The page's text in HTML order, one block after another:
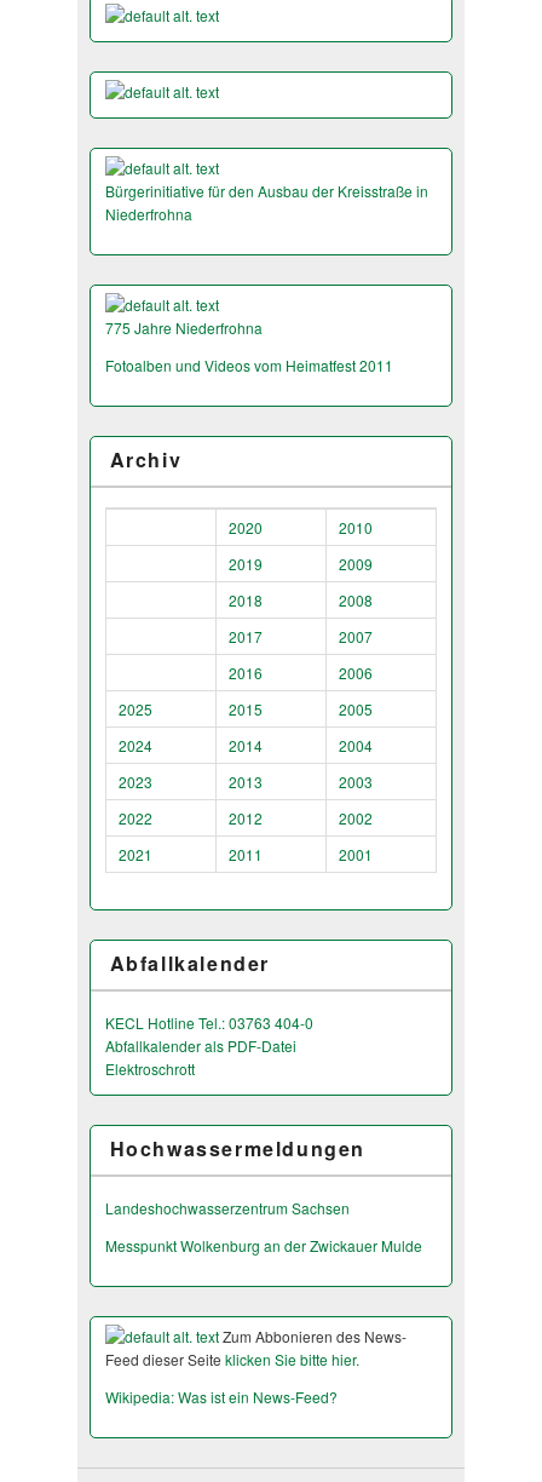
Bürgerinitiative für den Ausbau der Kreisstraße in
Niederfrohna
775 Jahre Niederfrohna
Fotoalben und Videos vom Heimatfest 2011
Archiv
2020
2010
2019
2009
2018
2008
2017
2007
2016
2006
2025
2015
2005
2024
2014
2004
2023
2013
2003
2022
2012
2002
2021
2011 2001
Abfallkalender
KECL Hotline Tel.: 03763 404-0
Abfallkalender als PDF-Datei
Elektroschrott
Hochwassermeldungen
Landeshochwas­serzentrum Sachsen
Messpunkt Wolkenburg an der Zwickauer Mulde
Zum Abbonieren des News-
Feed dieser Seite klicken Sie bitte hier.
Wikipedia: Was ist ein News-Feed?